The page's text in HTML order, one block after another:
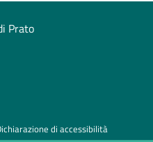
Prato
di accessibilità